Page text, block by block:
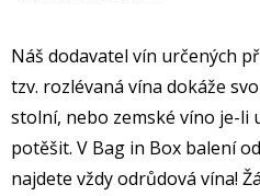
Náš dodavatel vín určených
tzv. rozlévaná vína dokáže
stolní, nebo zemské víno je-li
potěšit. V Bag in Box balení
najdete vždy odrůdová vína!